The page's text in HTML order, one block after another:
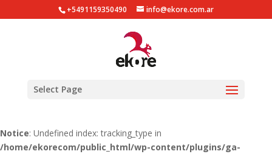
Notice: Undefined index: tracking_type in
/home/ekorecom/public_html/wp-content/plugins/ga-
/home/ekorecom/public_html/wp-content/plugins/ga-
Notice: Undefined index: tracking_type in
/home/ekorecom/public_html/wp-content/plugins/ga-
+5491159350490 info@ekore.com.ar
Select Page